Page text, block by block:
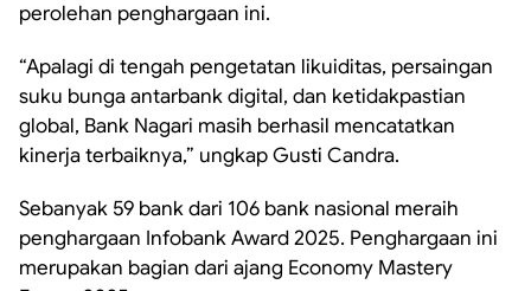
perolehan penghargaan ini.
“Apalagi di tengah pengetatan likuiditas, persaingan
suku bunga antarbank digital, dan ketidakpastian
global, Bank Nagari masih berhasil mencatatkan
kinerja terbaiknya,” ungkap Gusti Candra.
Sebanyak 59 bank dari 106 bank nasional meraih
penghargaan Infobank Award 2025. Penghargaan ini
merupakan bagian dari ajang Economy Mastery